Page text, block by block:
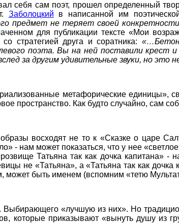
себя сам поэт, прошел определенный
Заболоцкий в написанной им
предмет не теряет своей
для публикации тексте «Мои
со стратегией друга и соратника:
поэта. Вы на ней поставили крест
за другим удивительные звуки, но это
метафорические единицы»,
пространство. Как будто случайно, сам
восходят не то к «Сказке о царе
- нам может показаться, что у нее
Татьяна так как дочка капитана» -
не «Татьяна», а «Татьяна так как дочка
быть именем (вспомним «тетю
Выбирающего «лучшую из них». Но
которые приказывают «вынуть душу из